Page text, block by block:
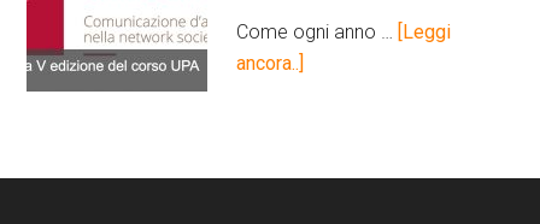
Come ogni anno …
[Leggi
ancora..]